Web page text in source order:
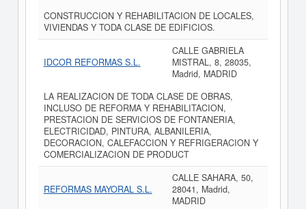
CONSTRUCCION Y REHABILITACION DE LOCALES,
VIVIENDAS Y TODA CLASE DE EDIFICIOS.
IDCOR REFORMAS S.L.
CALLE GABRIELA
MISTRAL, 8, 28035,
Madrid, MADRID
LA REALIZACION DE TODA CLASE DE OBRAS,
INCLUSO DE REFORMA Y REHABILITACION,
PRESTACION DE SERVICIOS DE FONTANERIA,
ELECTRICIDAD, PINTURA, ALBANILERIA,
DECORACION, CALEFACCION Y REFRIGERACION Y
COMERCIALIZACION DE PRODUCT
REFORMAS MAYORAL S.L.
CALLE SAHARA, 50,
28041, Madrid,
MADRID